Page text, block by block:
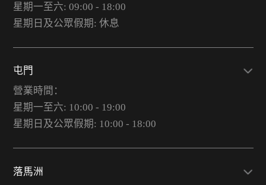
星期一至六: 09:00 - 18:00
星期日及公眾假期: 休息
屯門
營業時間：
星期一至六: 10:00 - 19:00
星期日及公眾假期: 10:00 - 18:00
落馬洲